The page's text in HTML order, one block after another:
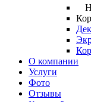
О компании
Услуги
Фото
Отзывы